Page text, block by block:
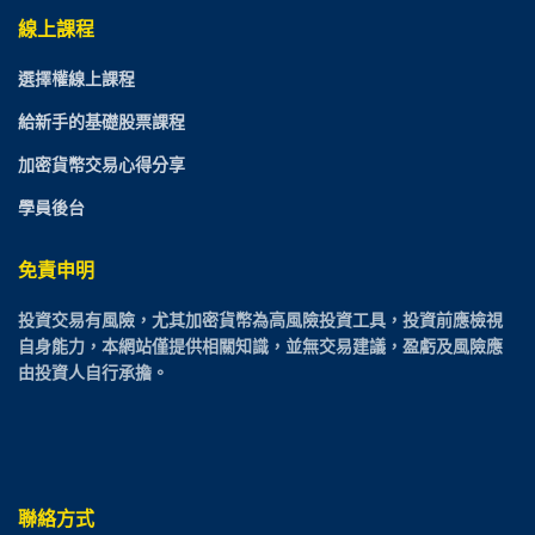
線上課程
選擇權線上課程
給新手的基礎股票課程
加密貨幣交易心得分享
學員後台
免責申明
投資交易有風險，尤其加密貨幣為高風險投資工具，投資前應檢視
自身能力，本網站僅提供相關知識，並無交易建議，盈虧及風險應
由投資人自行承擔。
聯絡方式